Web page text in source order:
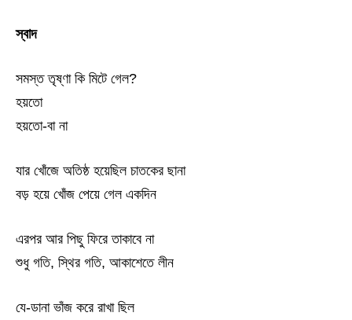
স্বাদ
সমস্ত তৃষ্ণা কি মিটে গেল?
হয়তো
হয়তো-বা না
যার খোঁজে অতিষ্ঠ হয়েছিল চাতকের ছানা
বড় হয়ে খোঁজ পেয়ে গেল একদিন
এরপর আর পিছু ফিরে তাকাবে না
শুধু গতি, স্থির গতি, আকাশেতে লীন
যে-ডানা ভাঁজ করে রাখা ছিল